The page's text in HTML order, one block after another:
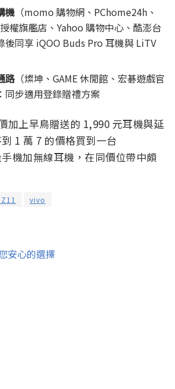
機 （momo 購物網、PChome24h、
權旗艦店、Yahoo 購物中心、酷澎台
後同享 iQOO Buds Pro 耳機與 LiTV
路（燦坤、GAME 休閒館、宏碁遊戲官
同步適用登錄贈禮方案
加上早鳥贈送的 1,990 元耳機與延
1 萬 7 的價格買到一台
機加無線耳機，在同價位帶中頗
vivo
安心的選擇